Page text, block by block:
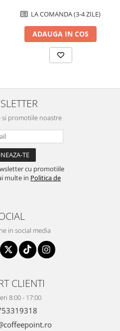
LA COMANDA (3-4 ZILE)
ADAUGA IN COS
si promotiile noastre
cu promotiile
multe in Politica de
in social media
CLIENTI
8:00 - 17:00